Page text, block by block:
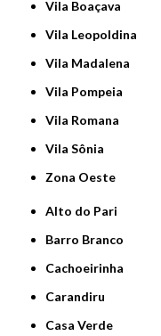
Vila Boaçava
Vila Leopoldina
Vila Madalena
Vila Pompeia
Vila Romana
Vila Sônia
Zona Oeste
Alto do Pari
Barro Branco
Cachoeirinha
Carandiru
Casa Verde